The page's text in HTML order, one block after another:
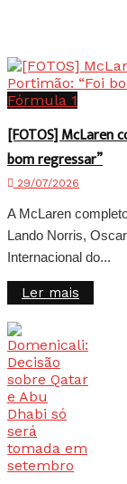
Fórmula 1
[FOTOS] McLaren
bom regressar”
29/07/2026
A McLaren
Lando Norris,
Internacional do...
Ler mais